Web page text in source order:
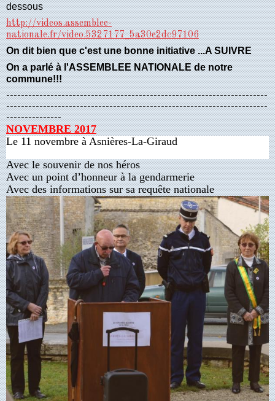
dessous
http://videos.assemblee-
nationale.fr/video.5327177_5a30e2dc97106
On dit bien que c'est une bonne initiative ...A SUIVRE
Onaparlé à l'ASSEMBLEE NATIONALE de notre
commune!!!
-----------------------------------------------------------------------
-----------------------------------------------------------------------
---------------
NOVEMBRE 2017
Le 11 novembre à Asnières-La-Giraud
Avec le souvenir de nos héros
Avec un point d’honneur à la gendarmerie
Avec des informations sur sa requête nationale